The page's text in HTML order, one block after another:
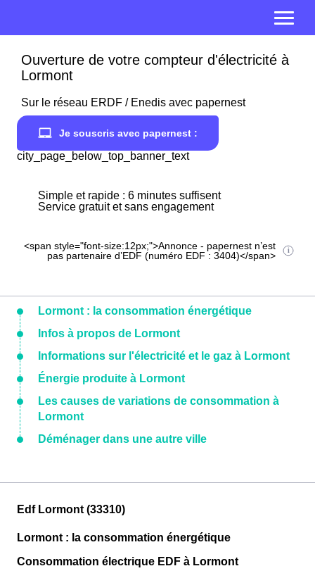
Ouverture de votre compteur d'électricité à
Lormont
Sur le réseau ERDF / Enedis avec papernest
Je souscris avec papernest :
city_page_below_top_banner_text
Simple et rapide : 6 minutes suffisent
Service gratuit et sans engagement
<span style="font-size:12px;">Annonce - papernest n’est
pas partenaire d’EDF (numéro EDF : 3404)</span>
Lormont : la consommation énergétique
Infos à propos de Lormont
Informations sur l'électricité et le gaz à Lormont
Énergie produite à Lormont
Les causes de variations de consommation à
Lormont
Déménager dans une autre ville
Edf Lormont (33310)
Lormont : la consommation énergétique
Consommation électrique EDF à Lormont